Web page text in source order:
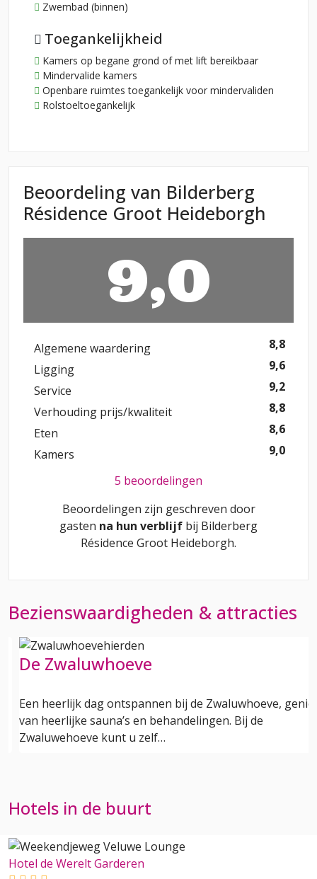
Zwembad (binnen)
Toegankelijkheid
Kamers op begane grond of met lift bereikbaar
Mindervalide kamers
Openbare ruimtes toegankelijk voor mindervaliden
Rolstoeltoegankelijk
Beoordeling van Bilderberg
Résidence Groot Heideborgh
9,0
Algemene waardering
8,8
Ligging
9,6
Service
9,2
Verhouding prijs/kwaliteit
8,8
Eten
8,6
Kamers
9,0
5 beoordelingen
Beoordelingen zijn geschreven door
gasten na hun verblijf bij Bilderberg
Résidence Groot Heideborgh.
Bezienswaardigheden & attracties
De Zwaluwhoeve
Een heerlijk dag ontspannen bij de Zwaluwhoeve,
van heerlijke sauna’s en behandelingen. Bij de
Zwaluwehoeve kunt u zelf…
Hotels in de buurt
Hotel de Werelt Garderen